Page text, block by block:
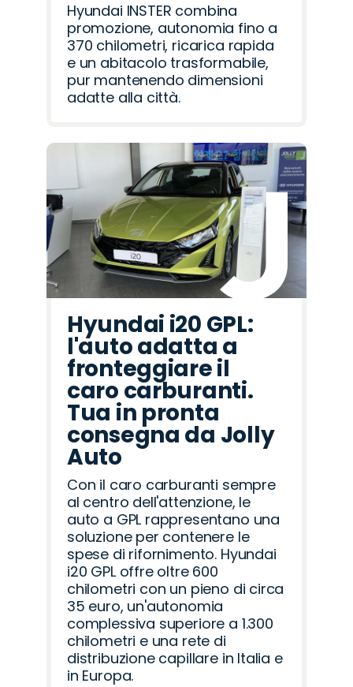
Hyundai INSTER combina
promozione, autonomia fino a
370 chilometri, ricarica rapida
e un abitacolo trasformabile,
pur mantenendo dimensioni
adatte alla città.
Hyundai i20 GPL:
l'auto adatta a
fronteggiare il
caro carburanti.
Tua in pronta
consegna da Jolly
Auto
Con il caro carburanti sempre
al centro dell'attenzione, le
auto a GPL rappresentano una
soluzione per contenere le
spese di rifornimento. Hyundai
i20 GPL offre oltre 600
chilometri con un pieno di circa
35 euro, un'autonomia
complessiva superiore a 1.300
chilometri e una rete di
distribuzione capillare in Italia e
in Europa.